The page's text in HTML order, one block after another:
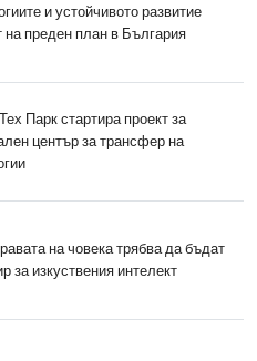
и устойчивото развитие
на преден план в България
Парк стартира проект за
център за трансфер на
на човека трябва да бъдат
за изкуствения интелект